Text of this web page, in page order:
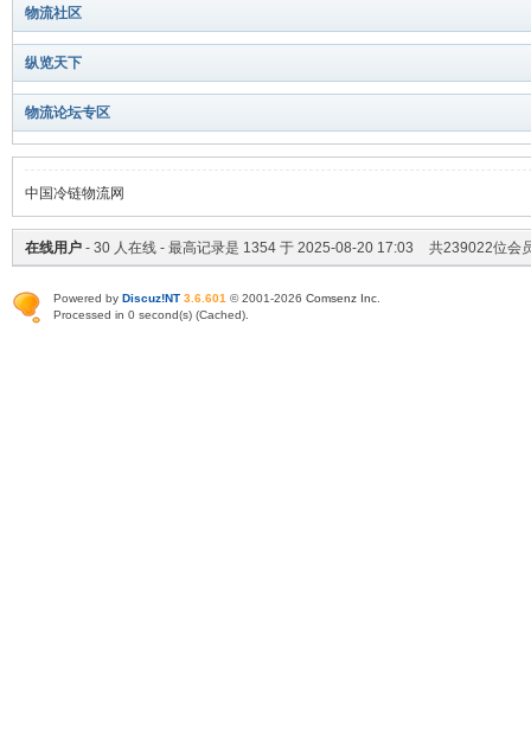
物流社区
纵览天下
物流论坛专区
中国冷链物流网
在线用户 - 30 人在线 - 最高记录是 1354 于 2025-08-20 17:03 共239022位会
Powered by Discuz!NT 3.6.601 © 2001-2026 Comsenz Inc
Processed in 0 second(s) (Cached).